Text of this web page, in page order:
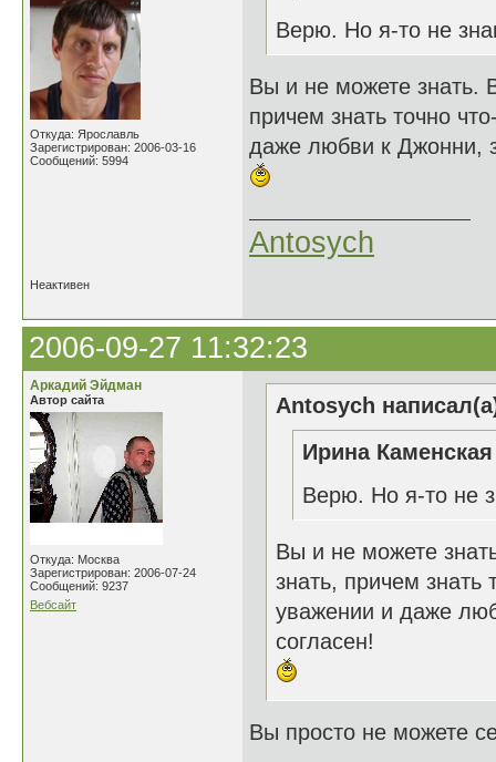
Откуда: Ярославль
Зарегистрирован: 2006-03-16
Сообщений: 5994
Верю. Но я-то не
Вы и не можете знать.
причем знать точно
даже любви к Джонни,
Antosych
Неактивен
2006-09-27 11:32:23
Аркадий Эйдман
Автор сайта
Откуда: Москва
Зарегистрирован: 2006-07-24
Сообщений: 9237
Вебсайт
Antosych
Ирина
Верю. Но я-то не
Вы и не можете
знать, причем
уважении и даже
согласен!
Вы просто не можете